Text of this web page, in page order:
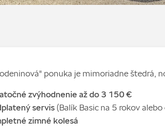
ponuka je mimoriadne štedrá,
zvýhodnenie až do 3 150 €
servis (Balík Basic na 5 rokov
zimné kolesá